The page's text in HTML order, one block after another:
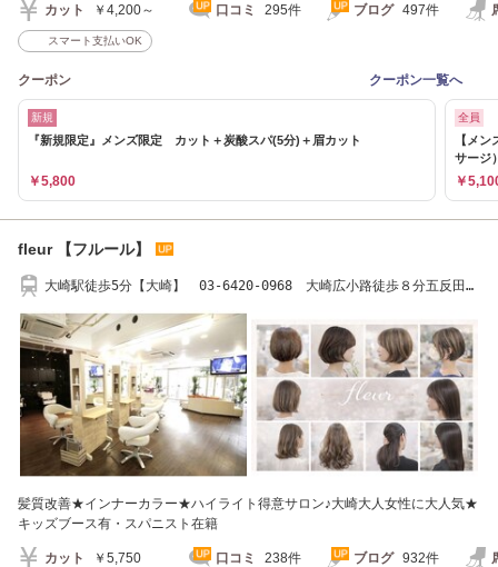
カット ￥4,200～ 口コミ 295件 ブログ 497件
スマート支払いOK
クーポン クーポン一覧へ
新規
『新規限定』メンズ限定 カット＋炭酸スパ(5分)＋眉カット
￥5,800
全員
【メ
サージ
￥
fleur 【フルール】
大崎駅徒歩5分【大崎】 03-6420-0968 大崎広小路徒歩８分五反田大
髪質改善★インナーカラー★ハイライト得意サロン♪大崎大人女性に大人気★
キッズブース有・スパニスト在籍
カット ￥5,750 口コミ 238件 ブログ 932件